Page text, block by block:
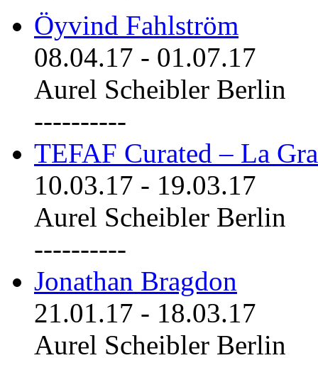
Öyvind Fahlström
08.04.17 - 01.07.17
Aurel Scheibler Berlin
----------
TEFAF Curated – La
10.03.17 - 19.03.17
Aurel Scheibler Berlin
----------
Jonathan Bragdon
21.01.17 - 18.03.17
Aurel Scheibler Berlin